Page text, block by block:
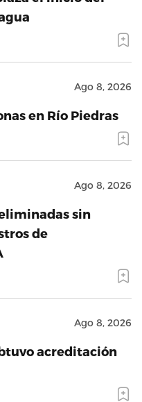
Ago 8, 2026
en Río Piedras
Ago 8, 2026
sin
de
Ago 8, 2026
acreditación